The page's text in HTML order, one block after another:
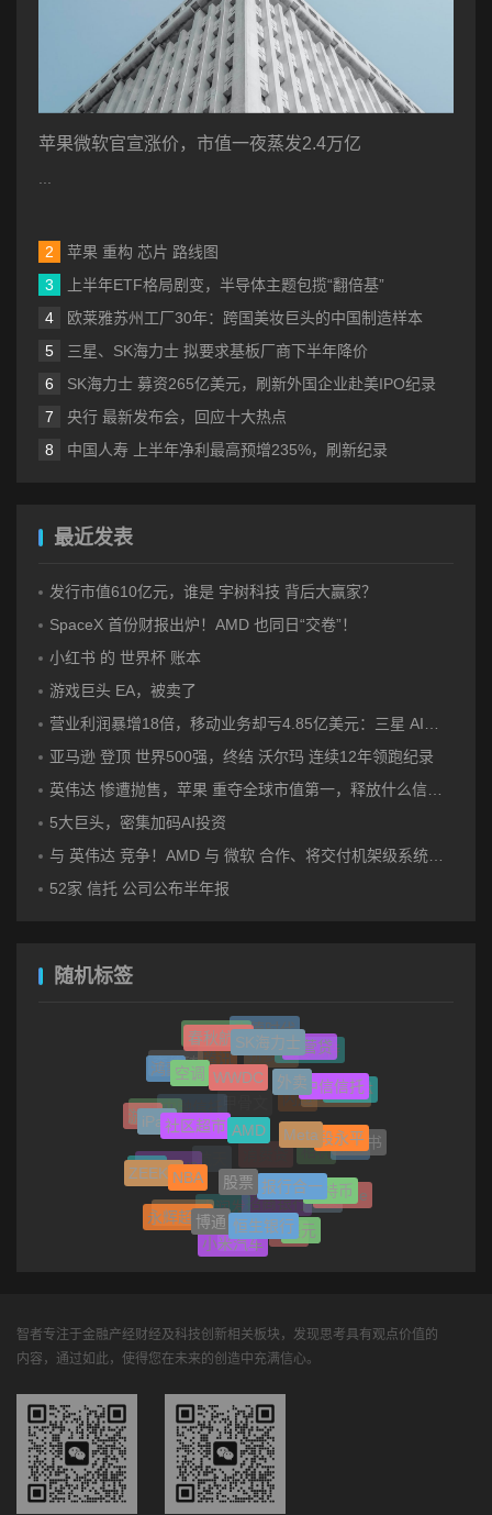
苹果微软官宣涨价，市值一夜蒸发2.4万亿
苹果 重构 芯片 路线图
上半年ETF格局剧变，半导体主题包揽“翻倍基”
欧莱雅苏州工厂30年：跨国美妆巨头的中国制造样本
三星、SK海力士 拟要求基板厂商下半年降价
SK海力士 募资265亿美元，刷新外国企业赴美IPO纪录
央行 最新发布会，回应十大热点
中国人寿 上半年净利最高预增235%，刷新纪录
最近发表
发行市值610亿元，谁是 宇树科技 背后大赢家？
SpaceX 首份财报出炉！AMD 也同日“交卷”！
小红书 的 世界杯 账本
游戏巨头 EA，被卖了
营业利润暴增18倍，移动业务却亏4.85亿美元：三星 AI红利的另一面
亚马逊 登顶 世界500强，终结 沃尔玛 连续12年领跑纪录
英伟达 惨遭抛售，苹果 重夺全球市值第一，释放什么信号？
5大巨头，密集加码AI投资
与 英伟达 竞争！AMD 与 微软 合作、将交付机架级系统Helios
52家 信托 公司公布半年报
随机标签
宁德时代
与辉同行
春秋航空SK海力士经营贷
泡泡玛特
拼多多
腾讯
李佳琦
鸿蒙空调 WWDC 外卖中信信托
半导体
雅诗兰黛
闪迪
甲骨文
中融信托
AI芯片
游戏iPad社区超市 AMD Meta 段永平
小红书
播客
相机
航天
Optimus
能源
ZEEKRNBA 股票 报行合一比特币
Google
雀巢
招商银行
大润发
Manner
永辉超市博通 恒生银行美元
币安
音响
小米汽车
智者专注于金融产经财经及科技创新相关板块，发现思考具有观点价值的
内容，通过如此，使得您在未来的创造中充满信心。